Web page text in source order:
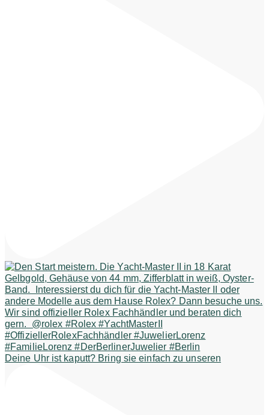
Deine Uhr ist kaputt? Bring sie einfach zu unseren